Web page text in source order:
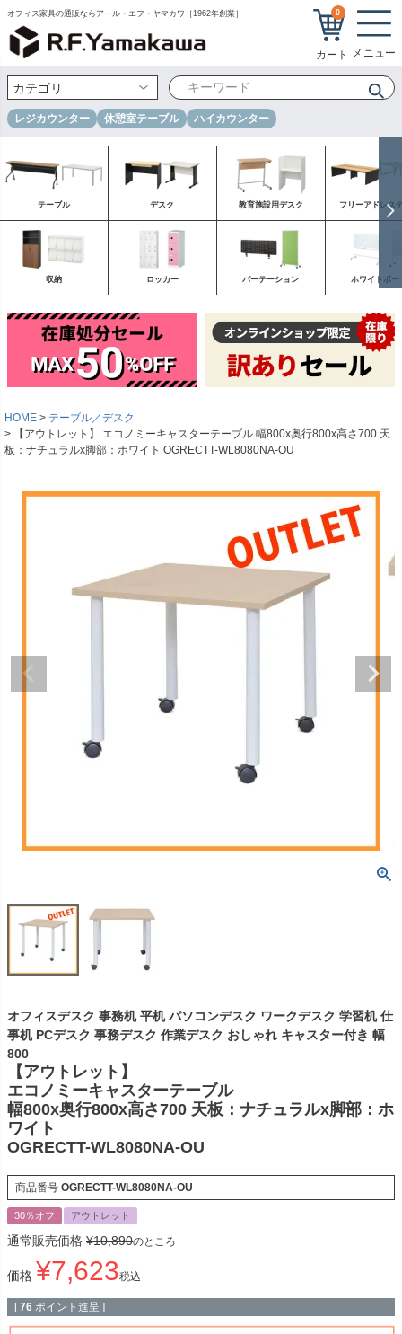
オフィス家具の通販ならアール・エフ・ヤマカワ［1962年創業］ 0
レジカウンター 休憩室テーブル ハイカウンター
テーブル デスク 教育施設用デスク フリーアドレス
収納 ロッカー パーテーション ホワイトボー
HOME
テーブル／デスク
【アウトレット】 エコノミーキャスターテーブル 幅800x奥行800x高さ700 天
板：ナチュラルx脚部：ホワイト OGRECTT-WL8080NA-OU
オフィスデスク 事務机 平机 パソコンデスク ワークデスク 学習机 仕
事机 PCデスク 事務デスク 作業デスク おしゃれ キャスター付き 幅
800
【アウトレット】
エコノミーキャスターテーブル
幅800x奥行800x高さ700 天板：ナチュラルx脚部：ホ
ワイト
OGRECTT-WL8080NA-OU
商品番号 OGRECTT-WL8080NA-OU
30％オフ アウトレット
通常販売価格 ¥10,890のところ
価格 ¥7,623税込
[ 76 ポイント進呈 ]